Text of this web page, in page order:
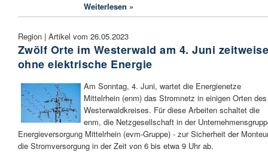
Weiterlesen »
Region | Artikel vom 26.05.2023
Zwölf Orte im Westerwald am 4. Juni
ohne elektrische Energie
Am Sonntag, 4. Juni, wartet die Energienetze
Mittelrhein (enm) das Stromnetz in einigen Orten des
Westerwaldkreises. Für diese Arbeiten schaltet die
enm, die Netzgesellschaft in der
Energieversorgung Mittelrhein (evm-Gruppe) - zur Sicherheit der
die Stromversorgung in der Zeit von 6 bis etwa 9 Uhr ab.